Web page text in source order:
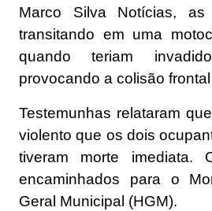
Marco Silva Notícias, as
transitando em uma
quando teriam
provocando a colisão
Testemunhas relataram
violento que os dois
tiveram morte imediata.
encaminhados para o
Geral Municipal (HGM).